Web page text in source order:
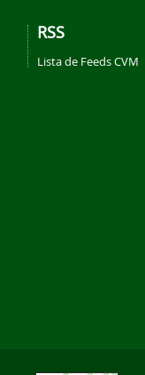
RSS
Lista de Feeds CVM